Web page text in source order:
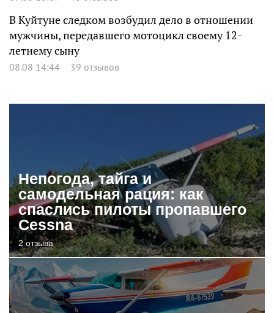
В Куйтуне следком возбудил дело в отношении
мужчины, передавшего мотоцикл своему 12-
летнему сыну
08.08 14:44 39 отзывов
Непогода, тайга и
самодельная рация: как
спаслись пилоты пропавшего
Cessna
2 отзыва